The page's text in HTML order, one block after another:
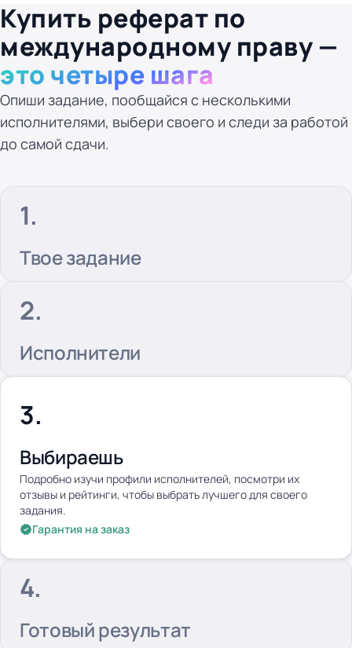
Купить реферат по
международному праву —
это четыре шага
Опиши задание, пообщайся с несколькими
исполнителями, выбери своего и следи за работой
до самой сдачи.
Твое задание
Исполнители
Выбираешь
Подробно изучи профили исполнителей, посмотри их
отзывы и рейтинги, чтобы выбрать лучшего для своего
задания.
Гарантия на заказ
Готовый результат